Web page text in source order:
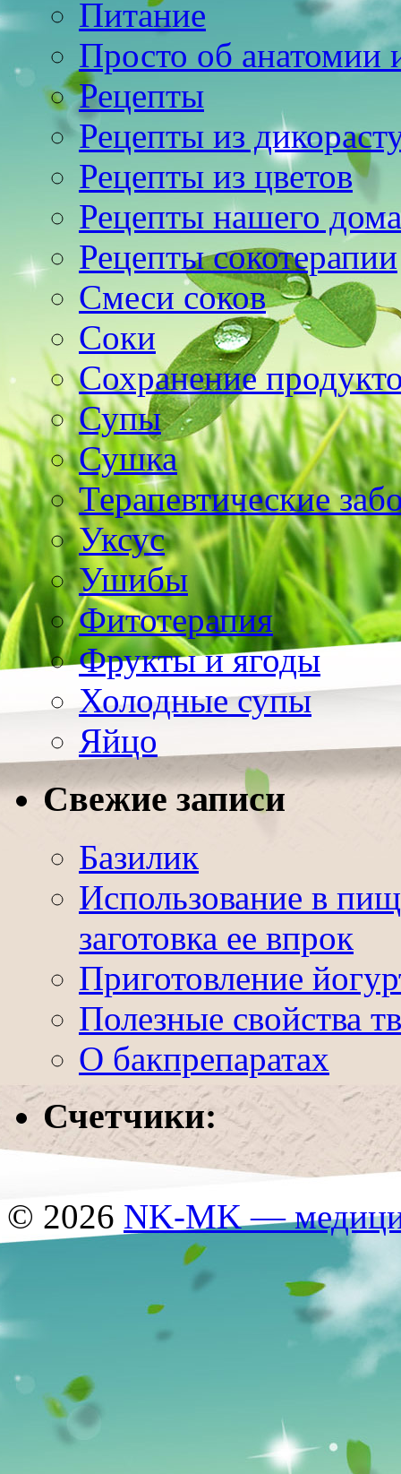
Питание
Просто об анатомии
Рецепты
Рецепты из
Рецепты из цветов
Рецепты нашего дома
Рецепты сокотерапии
Смеси соков
Соки
Сохранение
Супы
Сушка
Терапевтические
Уксус
Ушибы
Фитотерапия
Фрукты и ягоды
Холодные супы
Яйцо
Свежие записи
Базилик
Использование в
заготовка ее впрок
Приготовление
Полезные свойства
О бакпрепаратах
Счетчики:
© 2026 NK-MK —